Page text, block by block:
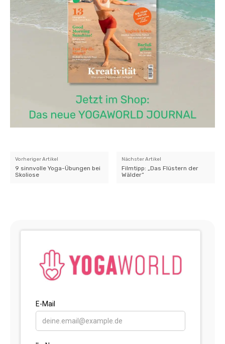
Vorheriger Artikel
9 sinnvolle Yoga-Übungen bei
Skoliose
Nächster Artikel
Filmtipp: „Das Flüstern der
Wälder“